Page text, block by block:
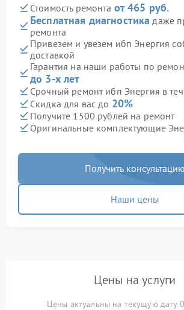
Стоимость ремонта от 465 руб.
Бесплатная диагностика даже
ремонта
Привезем и увезем ибп Энергия
доставкой
Гарантия на наши работы по
до 3-х лет
Срочный ремонт ибп Энергия в
Скидка для вас до 20%
Получите 1500 рублей на ремонт
Оригинальные комплектующие
Получить консультацию
Наши цены
Цены на услуги
Цены актуальны на текущую дату